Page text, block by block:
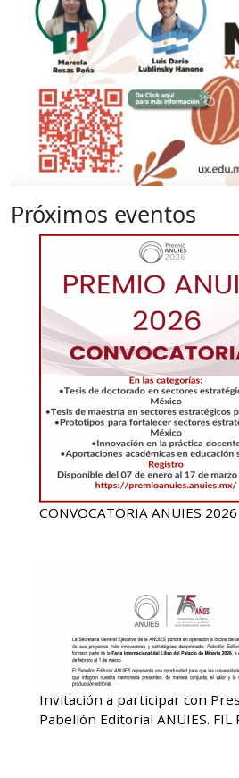
Próximos eventos
CONVOCATORIA ANUIES 2026
Invitación a participar con
Pabellón Editorial ANUIES.